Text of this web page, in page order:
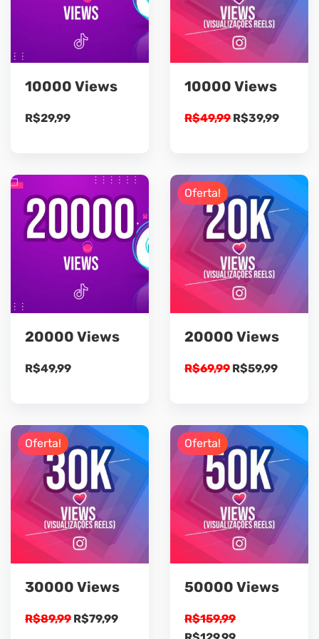
10000 Views
R$29,99
10000 Views
R$49,99 O
era:
R$49,99.
R$39,99O
é:
20000 Views
R$49,99
Oferta!
20000 Views
R$69,99 O
era:
R$69,99.
R$59,99O
é:
Oferta!
30000 Views
R$89,99 O
R$79,99O
Oferta!
50000 Views
R$159,99